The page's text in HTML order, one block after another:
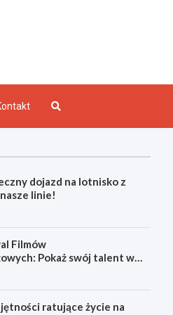
dojazd na lotnisko z
linie!
Filmów
Pokaż swój talent w
ratujące życie na